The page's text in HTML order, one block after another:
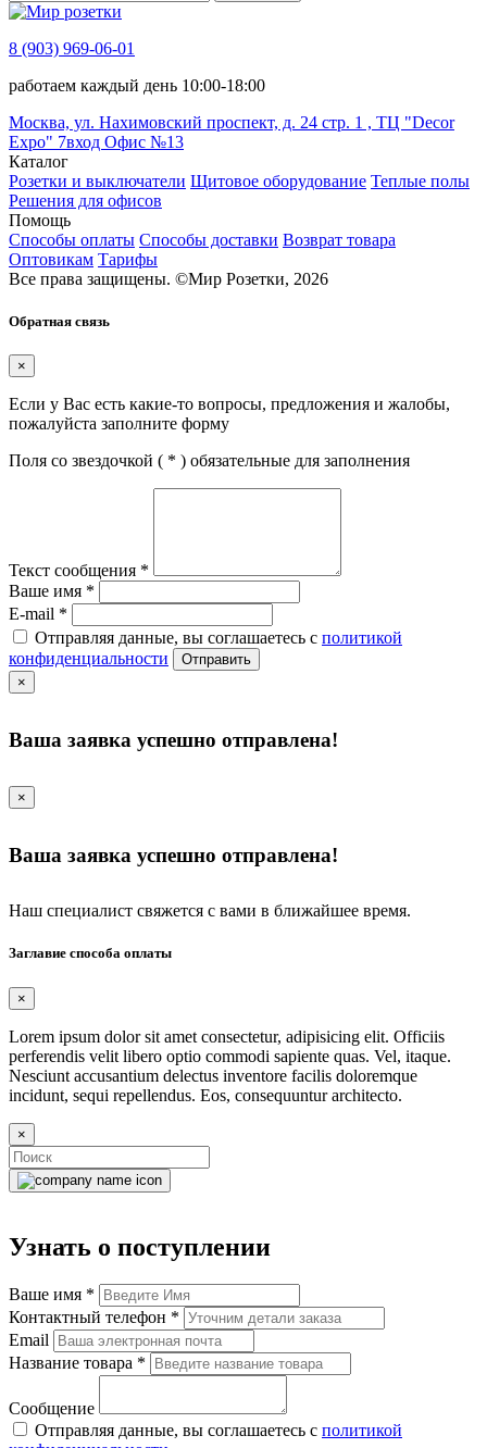
8 (903) 969-06-01
работаем каждый день 10:00-18:00
Москва, ул. Нахимовский проспект, д. 24 стр. 1 , ТЦ "Decor
Expo" 7вход Офис №13
Каталог
Розетки и выключатели Щитовое оборудование Теплые полы
Решения для офисов
Помощь
Способы оплаты Способы доставки Возврат товара
Оптовикам Тарифы
Все права защищены. ©Мир Розетки, 2026
Обратная связь
×
Если у Вас есть какие-то вопросы, предложения и жалобы,
пожалуйста заполните форму
Поля со звездочкой ( * ) обязательные для заполнения
Текст сообщения *
Ваше имя *
E-mail *
Отправляя данные, вы соглашаетесь с политикой
конфиденциальности
Отправить
×
Ваша заявка успешно отправлена!
×
Ваша заявка успешно отправлена!
Наш специалист свяжется с вами в ближайшее время.
Заглавие способа оплаты
×
Lorem ipsum dolor sit amet consectetur, adipisicing elit. Officiis
perferendis velit libero optio commodi sapiente quas. Vel, itaque.
Nesciunt accusantium delectus inventore facilis doloremque
incidunt, sequi repellendus. Eos, consequuntur architecto.
×
Узнать о поступлении
Ваше имя *
Контактный телефон *
Email
Название товара *
Сообщение
Отправляя данные, вы соглашаетесь с политикой